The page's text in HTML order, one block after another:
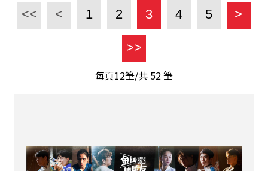
<< < 1 2 3 4 5 >
>>
每頁12筆/共 52筆